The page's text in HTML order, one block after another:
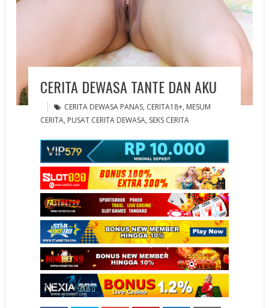
CERITA DEWASA TANTE DAN AKU
CERITA DEWASA PANAS, CERITA18+, MESUM
CERITA, PUSAT CERITA DEWASA, SEKS CERITA